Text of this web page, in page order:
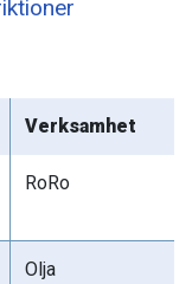
Verksamhet
RoRo
Olja